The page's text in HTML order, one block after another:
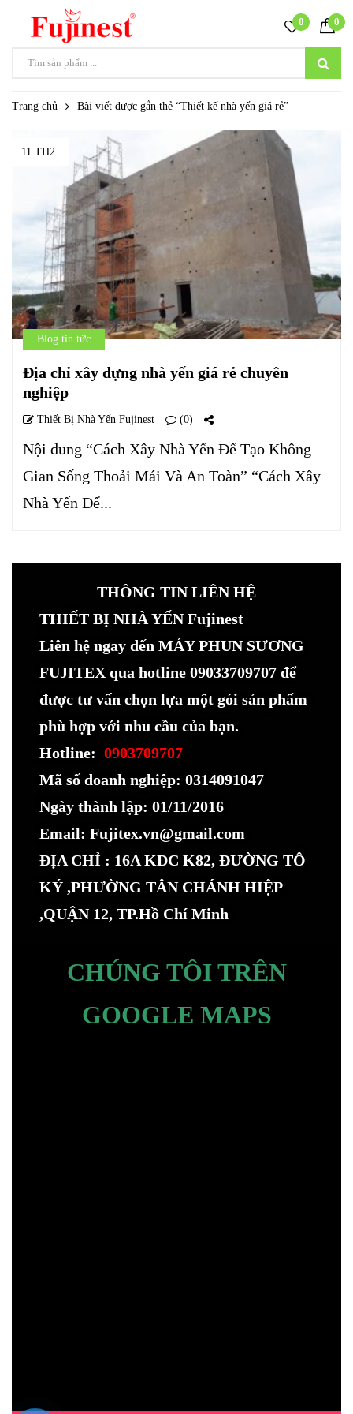
0 0
Trang chủ Bài viết được gắn thẻ “Thiết kế nhà yến giá rẻ”
11 TH2
Blog tin tức
Địa chỉ xây dựng nhà yến giá rẻ chuyên
nghiệp
Thiết Bị Nhà Yến Fujinest (0)
Nội dung “Cách Xây Nhà Yến Để Tạo Không
Gian Sống Thoải Mái Và An Toàn” “Cách Xây
Nhà Yến Để...
THÔNG TIN LIÊN HỆ
THIẾT BỊ NHÀ YẾN Fujinest
Liên hệ ngay đến MÁY PHUN SƯƠNG
FUJITEX qua hotline 09033709707 để
được tư vấn chọn lựa một gói sản phẩm
phù hợp với nhu cầu của bạn.
Hotline: 0903709707
Mã số doanh nghiệp: 0314091047
Ngày thành lập: 01/11/2016
Email: Fujitex.vn@gmail.com
ĐỊA CHỈ : 16A KDC K82, ĐƯỜNG TÔ
KÝ ,PHƯỜNG TÂN CHÁNH HIỆP
,QUẬN 12, TP.Hồ Chí Minh
CHÚNG TÔI TRÊN
GOOGLE MAPS